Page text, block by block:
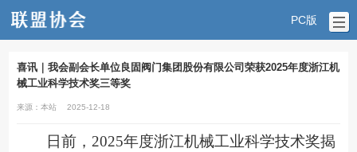
PC版
喜讯｜我会副会长单位良固阀门集团股份有限公司荣获2025年度浙江机
械工业科学技术奖三等奖
来源：本站 2025-12-18
日前， 2025年度浙江机械工业科学技术奖揭